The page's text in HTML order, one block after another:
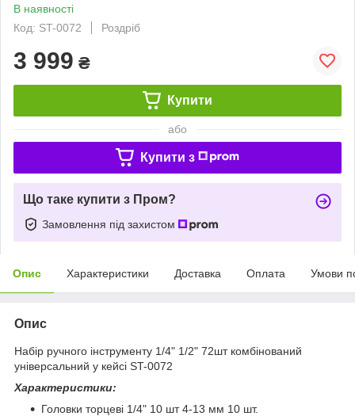
В наявності
Код: ST-0072
Роздріб
3 999 ₴
Купити
або
Купити з
Що таке купити з Пром?
Замовлення під захистом
Опис Характеристики Доставка Оплата Умови
Опис
Набір ручного інструменту 1/4" 1/2" 72шт комбінований
універсальний у кейсі ST-0072
Характеристики:
Головки торцеві 1/4" 10 шт 4-13 мм 10 шт.